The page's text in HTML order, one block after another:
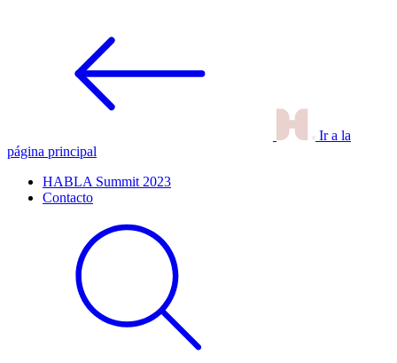
Ir a la
página principal
HABLA Summit 2023
Contacto